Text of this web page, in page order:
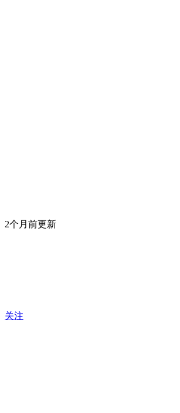
2个月前更新
关注